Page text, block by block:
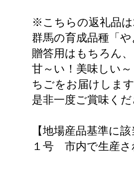
※こちらの返礼品
群馬の育成品種「
贈答用はもちろん
甘～い！美味しい
ちごをお届けします
是非一度ご賞味くだ
【地場産品基準に該
１号 市内で生産